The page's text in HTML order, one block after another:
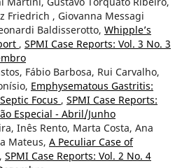
Friedrich , Giovanna Messagi
Baldisserotto, Whipple’s
, SPMI Case Reports: Vol. 3 No. 3
Fábio Barbosa, Rui Carvalho,
Emphysematous Gastritis:
Focus , SPMI Case Reports:
Especial - Abril/Junho
Inês Rento, Marta Costa, Ana
Mateus, A Peculiar Case of
, SPMI Case Reports: Vol. 2 No. 4